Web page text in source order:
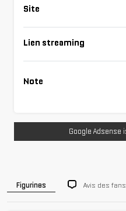
Site
Lien streaming
Note
Google Adsense
Figurines Avis des fans